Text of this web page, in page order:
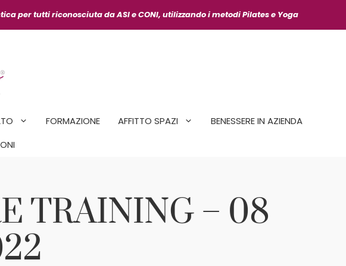
per tutti riconosciuta da ASIe CONI, utilizzando i metodi Pilates e Yoga
FORMAZIONE AFFITTO SPAZI
BENESSERE IN AZIENDA
TRAINING – 08